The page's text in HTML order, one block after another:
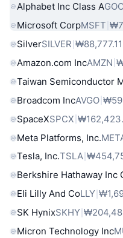
Alphabet Inc Class A
Microsoft CorpMSFT
SilverSILVER ₩88,777.11
Amazon.com IncAMZN
Taiwan Semiconductor
Broadcom IncAVGO
SpaceXSPCX
Meta Platforms, Inc.
Tesla, Inc.TSLA
Berkshire Hathaway Inc
Eli Lilly And CoLLY
SK HynixSKHY
Micron Technology Inc